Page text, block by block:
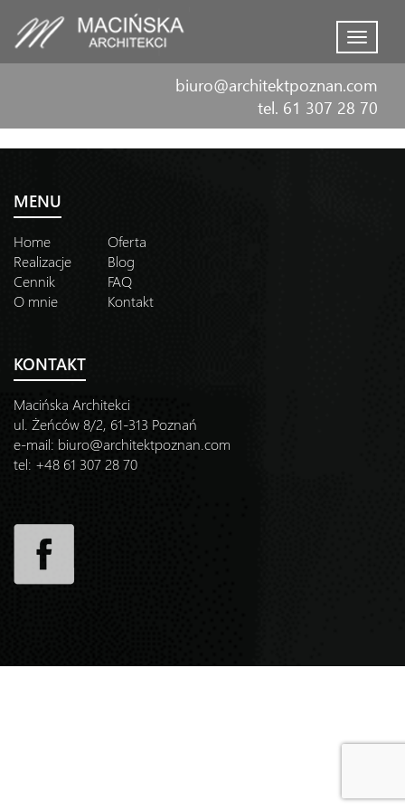
Menu
biuro@architektpoznan.com
tel. 61 307 28 70
MENU
Home
Oferta
Realizacje
Blog
Cennik
FAQ
O mnie
Kontakt
KONTAKT
Macińska Architekci
ul. Żeńców 8/2, 61-313 Poznań
e-mail: biuro@architektpoznan.com
tel: +48 61 307 28 70